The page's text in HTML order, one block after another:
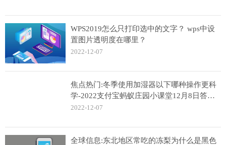
WPS2019怎么只打印选中的文字？ wps中设
置图片透明度在哪里？
2022-12-07
焦点热门:冬季使用加湿器以下哪种操作更科
学-2022支付宝蚂蚁庄园小课堂12月8日答案
分享
2022-12-07
全球信息:东北地区常吃的冻梨为什么是黑色